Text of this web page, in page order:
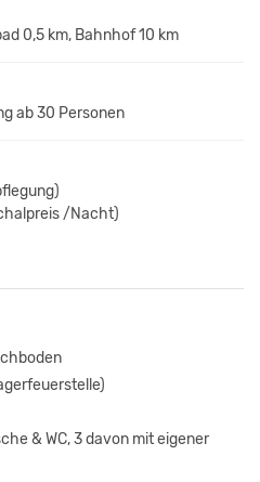
0,5 km, Bahnhof 10 km
ab 30 Personen
/Nacht)
& WC, 3 davon mit eigener